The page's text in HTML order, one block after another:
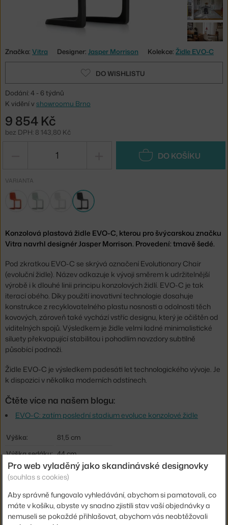
Značka: Vitra Designer: Jasper Morrison Kolekce: Židle EVO-C
DO WISHLISTU
Dodání: 4 - 6 týdnů
K vidění v showroomu Brno
9 854 Kč
bez DPH: 8 143,80 Kč
DO KOŠÍKU
VARIANTA
Konzolová plastová židle EVO-C, kterou pro švýcarskou značku
Vitra navrhl designér Jasper Morrison. Provedení: tmavě šedé.
Pod zkratkou EVO-C se skrývá označení Evolutionary Chair
(evoluční židle). Název odkazuje k vývoji směrem k udržitelnější
výrobě i k dlouhé linii principu konzolových židlí. EVO-C je tak
iterací obého. Díky použití inovativní technologie dosahuje
konstrukce z recyklovatelného plastu nosnosti a odolnosti těch
kovových, zároveň také vychází vstříc designu, který je očištěn od
viditelných spojů. Výsledkem je židle velmi ladné minimalistické
siluety překvapující stabilitou i pohodlím navzdory subtilně
působící podnoži.
Židle EVO-C je výsledkem padesáti let technologického vývoje. Je
k dispozici v několika moderních odstínech.
Čtěte více na našem blogu:
EVO-C: zatím poslední stadium evoluce konzolové židle
Výška:
81,5 cm
Výška sedáku: 44 cm
Hloubka:
51 cm
Barva:
tmavě šedá
Materiál:
polypropylen
Pro web vyladěný jako skandinávské designovky
(souhlas s cookies)
Aby správně fungovalo vyhledávání, abychom si pamatovali, co
máte v košíku, abyste vy snadno zjistili stav vaší objednávky a
nemuseli se pokaždé přihlašovat, abychom vás neobtěžovali